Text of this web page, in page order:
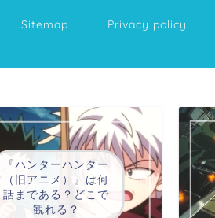
Sitemap Privacy policy
『ハンターハンター
（旧アニメ）』は何
話まである？どこで
観れる？